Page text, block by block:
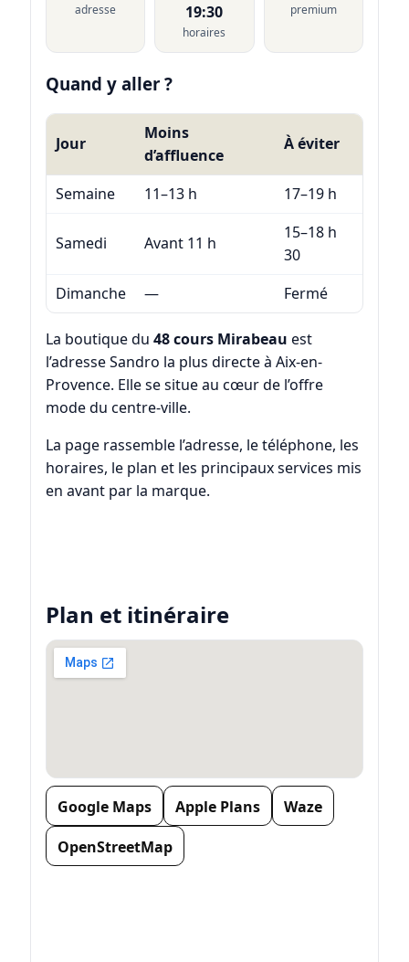
adresse
19:30
horaires
premium
Quand y aller ?
Jour
Moins
d’affluence
À éviter
Semaine 11–13 h 17–19 h
Samedi Avant 11 h
15–18 h
30
Dimanche
— Fermé
La boutique du 48 cours Mirabeau est
l’adresse Sandro la plus directe à Aix-en-
Provence. Elle se situe au cœur de l’offre
mode du centre-ville.
La page rassemble l’adresse, le téléphone, les
horaires, le plan et les principaux services mis
en avant par la marque.
Plan et itinéraire
Google Maps Apple Plans
Waze
OpenStreetMap